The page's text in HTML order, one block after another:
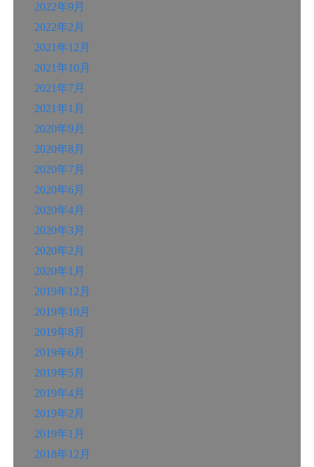
2022年9月
2022年2月
2021年12月
2021年10月
2021年7月
2021年1月
2020年9月
2020年8月
2020年7月
2020年6月
2020年4月
2020年3月
2020年2月
2020年1月
2019年12月
2019年10月
2019年8月
2019年6月
2019年5月
2019年4月
2019年2月
2019年1月
2018年12月